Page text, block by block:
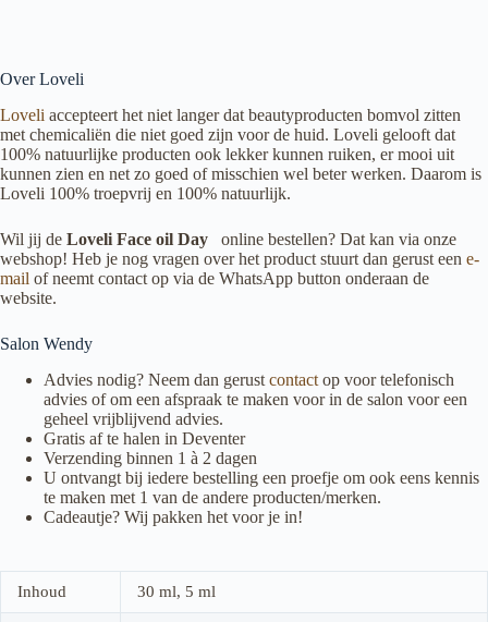
Over Loveli
Loveli accepteert het niet langer dat beautyproducten bomvol zitten
met chemicaliën die niet goed zijn voor de huid. Loveli gelooft dat
100% natuurlijke producten ook lekker kunnen ruiken, er mooi uit
kunnen zien en net zo goed of misschien wel beter werken. Daarom is
Loveli 100% troepvrij en 100% natuurlijk.
Wil jij de Loveli Face oil Day
online bestellen? Dat kan via onze
webshop! Heb je nog vragen over het product stuurt dan gerust een e-
mail of neemt contact op via de WhatsApp button onderaan de
website.
Salon Wendy
Advies nodig? Neem dan gerust contact op voor telefonisch
advies of om een afspraak te maken voor in de salon voor een
geheel vrijblijvend advies.
Gratis af te halen in Deventer
Verzending binnen 1 à 2 dagen
U ontvangt bij iedere bestelling een proefje om ook eens kennis
te maken met 1 van de andere producten/merken.
Cadeautje? Wij pakken het voor je in!
Inhoud 30 ml, 5 ml